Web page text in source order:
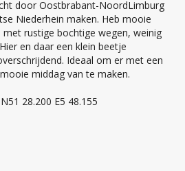
door Oostbrabant-NoordLimburg
Niederhein maken. Heb mooie
rustige bochtige wegen, weinig
en daar een klein beetje
Ideaal om er met een
middag van te maken.
28.200 E5 48.155